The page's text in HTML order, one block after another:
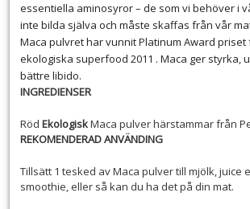
essentiella aminosyror – de som vi behöver i
inte bilda själva och måste skaffas från vår
Maca pulvret har vunnit Platinum Award priset
ekologiska superfood 2011 . Maca ger styrka,
bättre libido.
INGREDIENSER
Röd EkologiskMaca pulver härstammar från
REKOMENDERAD ANVÄNDING
Tillsätt 1 tesked av Maca pulver till mjölk, juice
smoothie, eller så kan du ha det på din mat.